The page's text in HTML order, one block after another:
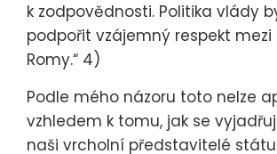
k zodpovědnosti. Politika vlády
podpořit vzájemný respekt
Romy.“ 4)
Podle mého názoru toto nelze
vzhledem k tomu, jak se
naši vrcholní představitelé